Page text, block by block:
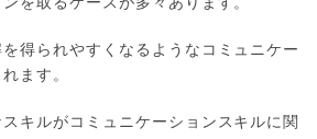
を取るケースが多々あります。
得られやすくなるようなコミュニケー
ます。
キルがコミュニケーションスキルに関